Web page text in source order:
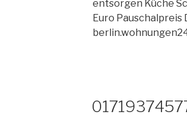
entsorgen Küche
Euro
AM